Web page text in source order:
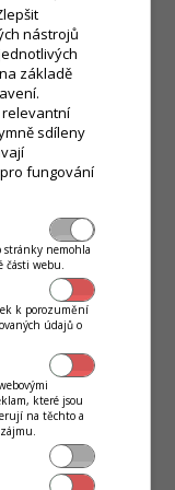
. Pokud je více
smlouvy
zápisem. Notář
zapíše přímo
patří:
000 Kč,
do obchodního
sídla: 70 Kč,
70 Kč.
výše je 2 700
nástrojů
základě
relevantní
sdíleny
fungování
stránky nemohla
webu.
k porozumění
údajů o
které jsou
na těchto a